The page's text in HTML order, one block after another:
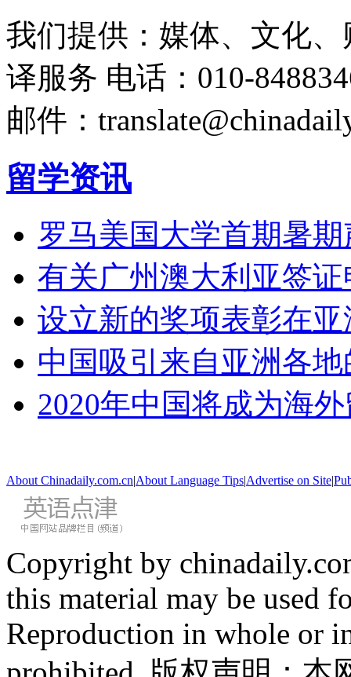
我们提供：媒体、文化
译服务 电话：010-
邮件：
留学资讯
罗马美国大学首期暑
有关广州澳大利亚签
设立新的奖项表彰在
中国吸引来自亚洲各
2020年中国将成为海
About Chinadaily.com.cn|About Language Tips|Advertise on Site|
Copyright by
this material may be used
Reproduction in whole or